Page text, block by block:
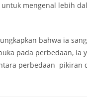
mengenal lebih
bahwa ia
pada perbedaan, ia
perbedaan